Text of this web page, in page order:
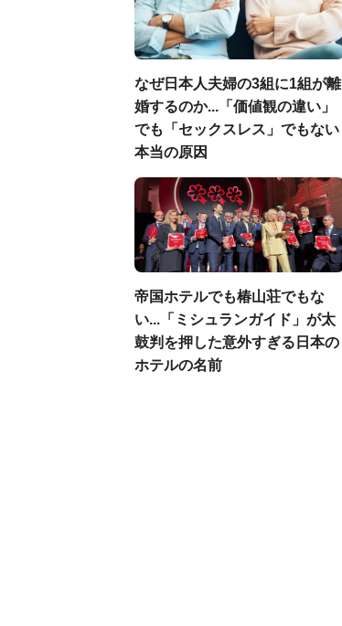
なぜ日本人夫婦の3組に1組が離
婚するのか...「価値観の違い」
でも「セックスレス」でもない
本当の原因
帝国ホテルでも椿山荘でもな
い...「ミシュランガイド」が太
鼓判を押した意外すぎる日本の
ホテルの名前